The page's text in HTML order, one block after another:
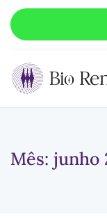
Mês: junho